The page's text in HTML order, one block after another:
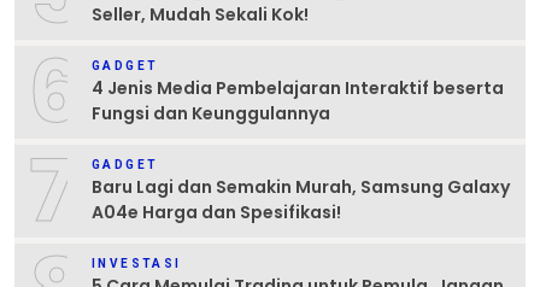
Seller, Mudah Sekali Kok!
6 GADGET
4 Jenis Media Pembelajaran Interaktif beserta
Fungsi dan Keunggulannya
7 GADGET
Baru Lagi dan Semakin Murah, Samsung Galaxy
A04e Harga dan Spesifikasi!
INVESTASI